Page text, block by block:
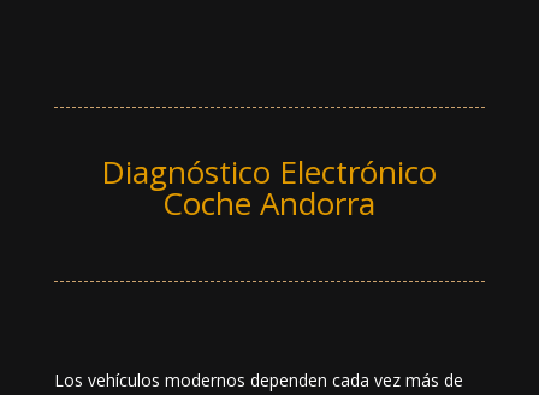
Diagnóstico Electrónico
Coche Andorra
Los vehículos modernos dependen cada vez más de